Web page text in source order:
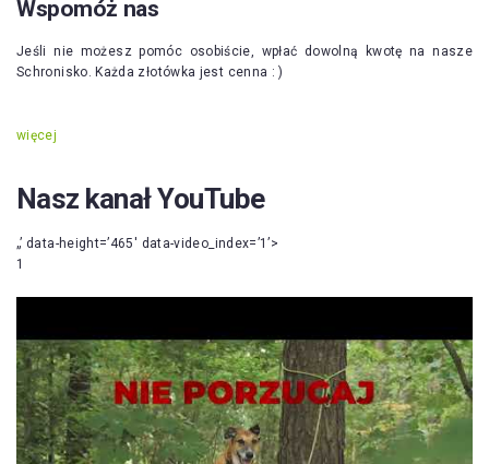
Wspomóż nas
Jeśli nie możesz pomóc osobiście, wpłać dowolną kwotę na nasze
Schronisko. Każda złotówka jest cenna : )
więcej
Nasz kanał YouTube
„’ data-height=’465′ data-video_index=’1’>
1